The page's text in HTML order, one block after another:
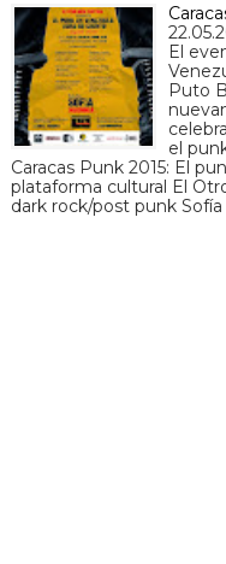
El
Puto
el
Caracas Punk 2015: El
plataforma cultural El
dark rock/post punk